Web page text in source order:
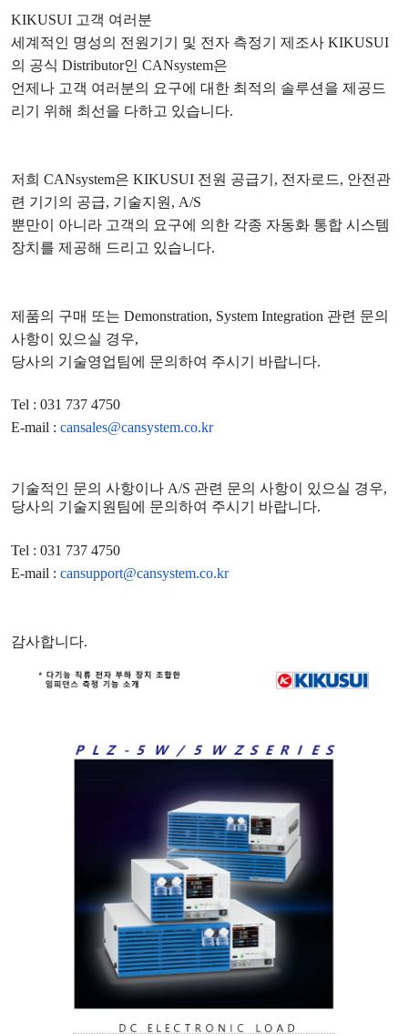
KIKUSUI 고객 여러분
세계적인 명성의 전원기기 및 전자 측정기 제조사 KIKUSUI
의 공식 Distributor인 CANsystem은
언제나 고객 여러분의 요구에 대한 최적의 솔루션을 제공드
리기 위해 최선을 다하고 있습니다.
저희 CANsystem은 KIKUSUI 전원 공급기 , 전자로드, 안전관
련 기기의 공급, 기술지원 , A/S
뿐만이 아니라 고객의 요구에 의한 각종 자동화 통합 시스템
장치를 제공해 드리고 있습니다.
제품의 구매 또는 Demonstration, System Integration 관련 문의
사항이 있으실 경우,
당사의 기술영업팀에 문의하여 주시기 바랍니다.
Tel : 031 737 4750
E-mail : cansales@cansystem.co.kr
기술적인 문의 사항이나 A/S 관련 문의 사항이 있으실 경우,
당사의 기술지원팀에 문의하여 주시기 바랍니다.
Tel : 031 737 4750
E-mail : cansupport@cansystem.co.kr
감사합니다.